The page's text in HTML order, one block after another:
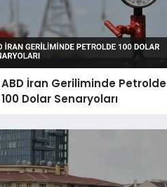
ABD İran Geriliminde Petrolde
100 Dolar Senaryoları